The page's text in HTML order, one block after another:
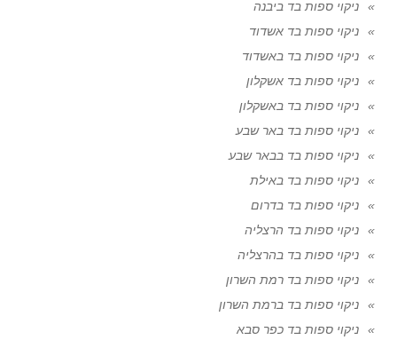
ניקוי ספות בד ביבנה
ניקוי ספות בד אשדוד
ניקוי ספות בד באשדוד
ניקוי ספות בד אשקלון
ניקוי ספות בד באשקלון
ניקוי ספות בד באר שבע
ניקוי ספות בד בבאר שבע
ניקוי ספות בד באילת
ניקוי ספות בד בדרום
ניקוי ספות בד הרצליה
ניקוי ספות בד בהרצליה
ניקוי ספות בד רמת השרון
ניקוי ספות בד ברמת השרון
ניקוי ספות בד כפר סבא